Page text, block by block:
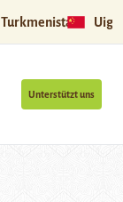
Turkmenistan
Unterstützt uns